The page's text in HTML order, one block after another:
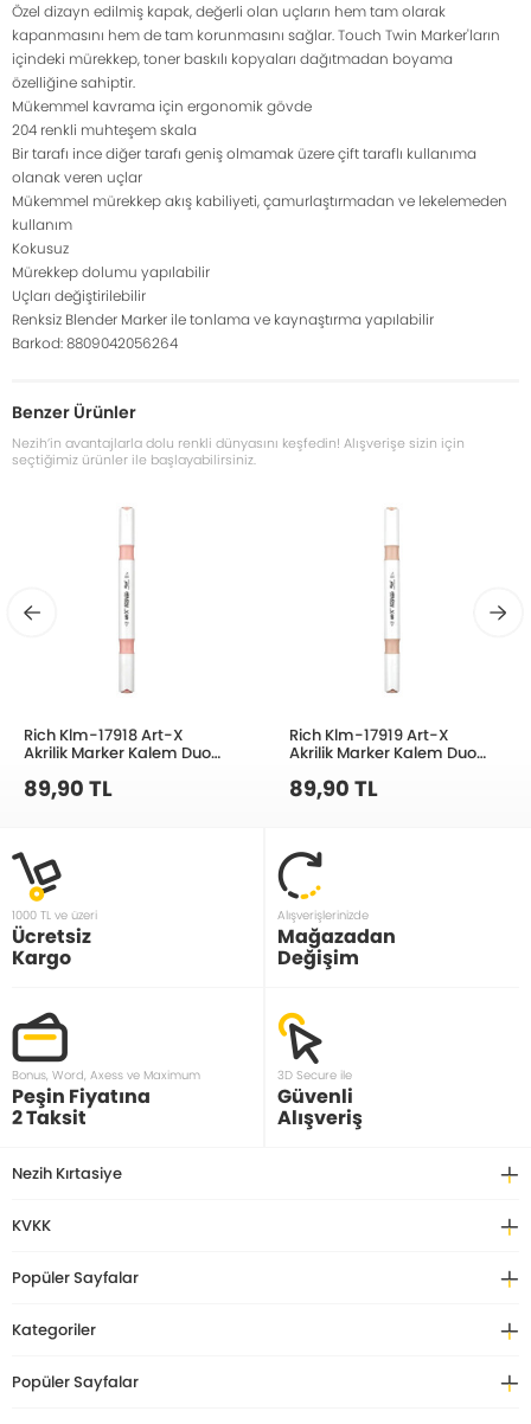
Özel dizayn edilmiş kapak, değerli olan uçların hem tam olarak
kapanmasını hem de tam korunmasını sağlar. Touch Twin Marker'ların
içindeki mürekkep, toner baskılı kopyaları dağıtmadan boyama
özelliğine sahiptir.
Mükemmel kavrama için ergonomik gövde
204 renkli muhteşem skala
Bir tarafı ince diğer tarafı geniş olmamak üzere çift taraflı kullanıma
olanak veren uçlar
Mükemmel mürekkep akış kabiliyeti, çamurlaştırmadan ve lekelemeden
kullanım
Kokusuz
Mürekkep dolumu yapılabilir
Uçları değiştirilebilir
Renksiz Blender Marker ile tonlama ve kaynaştırma yapılabilir
Barkod: 8809042056264
Benzer Ürünler
Nezih’in avantajlarla dolu renkli dünyasını keşfedin! Alışverişe sizin için
seçtiğimiz ürünler ile başlayabilirsiniz.
Rich Klm-17918 Art-X
Akrilik Marker Kalem Duo
89,90 TL
Rich Klm-17919 Art-X
Akrilik Marker Kalem Duo
89,90 TL
1000 TL ve üzeri
Ücretsiz
Kargo
Alışverişlerinizde
Mağazadan
Değişim
Bonus, Word, Axess ve Maximum
Peşin Fiyatına
2 Taksit
3D Secure ile
Güvenli
Alışveriş
Nezih Kırtasiye
KVKK
Popüler Sayfalar
Kategoriler
Popüler Sayfalar